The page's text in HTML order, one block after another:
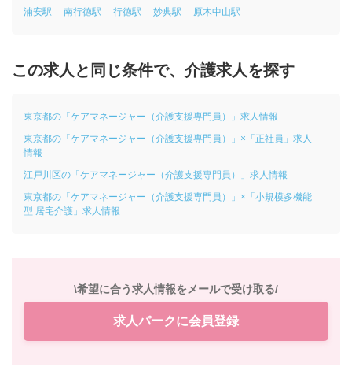
浦安駅
南行徳駅 行徳駅 妙典駅 原木中山駅
この求人と同じ条件で、介護求人を探す
東京都の「ケアマネージャー（介護支援専門員）」求人情報
東京都の「ケアマネージャー（介護支援専門員）」×「正社員」求人
情報
江戸川区の「ケアマネージャー（介護支援専門員）」求人情報
東京都の「ケアマネージャー（介護支援専門員）」×「小規模多機能
型 居宅介護」求人情報
\希望に合う求人情報をメールで受け取る/
求人パークに会員登録